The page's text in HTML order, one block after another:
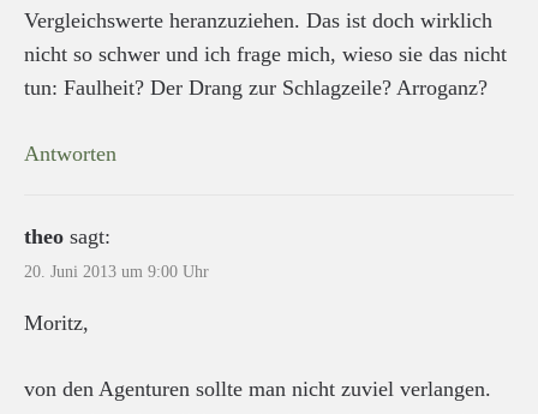
Vergleichswerte heranzuziehen. Das ist doch wirklich
nicht so schwer und ich frage mich, wieso sie das nicht
tun: Faulheit? Der Drang zur Schlagzeile? Arroganz?
Antworten
theo sagt:
20. Juni 2013 um 9:00 Uhr
Moritz,
von den Agenturen sollte man nicht zuviel verlangen.